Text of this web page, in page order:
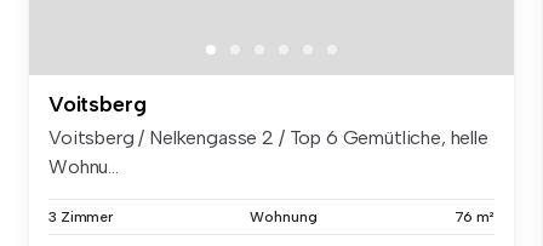
Voitsberg
Voitsberg / Nelkengasse 2 / Top 6 Gemütliche, helle
Wohnu...
3 Zimmer Wohnung 76 m²